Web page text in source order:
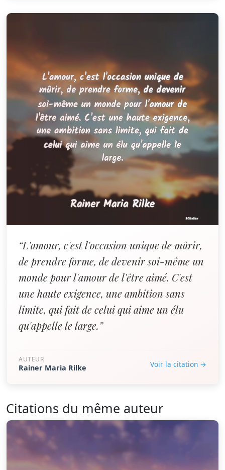
“L'amour, c'est l'occasion unique de mûrir,
de prendre forme, de devenir soi-même un
monde pour l'amour de l'être aimé. C'est
une haute exigence, une ambition sans
limite, qui fait de celui qui aime un élu
qu'appelle le large.”
AUTEUR
Rainer Maria Rilke Voir la citation →
Citations du même auteur